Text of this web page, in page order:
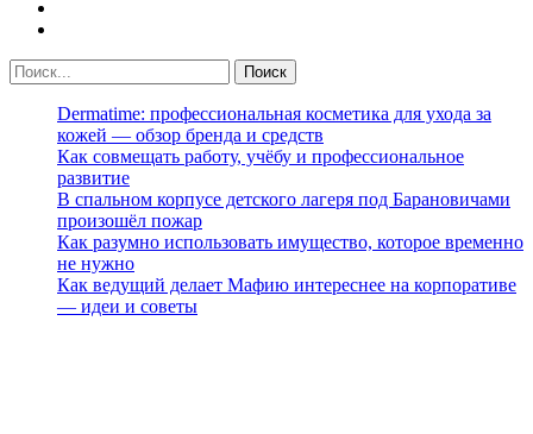
Dermatime: профессиональная косметика для ухода за
кожей — обзор бренда и средств
Как совмещать работу, учёбу и профессиональное
развитие
В спальном корпусе детского лагеря под Барановичами
произошёл пожар
Как разумно использовать имущество, которое временно
не нужно
Как ведущий делает Мафию интереснее на корпоративе
— идеи и советы